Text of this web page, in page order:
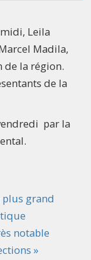
Leila
Madila,
de la région.
de la
par la
grand
notable
»